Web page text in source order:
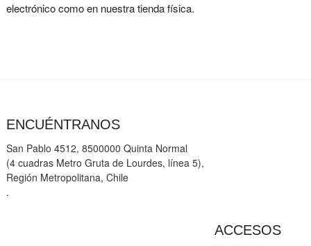
electrónico como en nuestra tienda física.
ENCUÉNTRANOS
San Pablo 4512, 8500000 Quinta Normal
(4 cuadras Metro Gruta de Lourdes, línea 5),
Región Metropolitana, Chile
.
ACCESOS